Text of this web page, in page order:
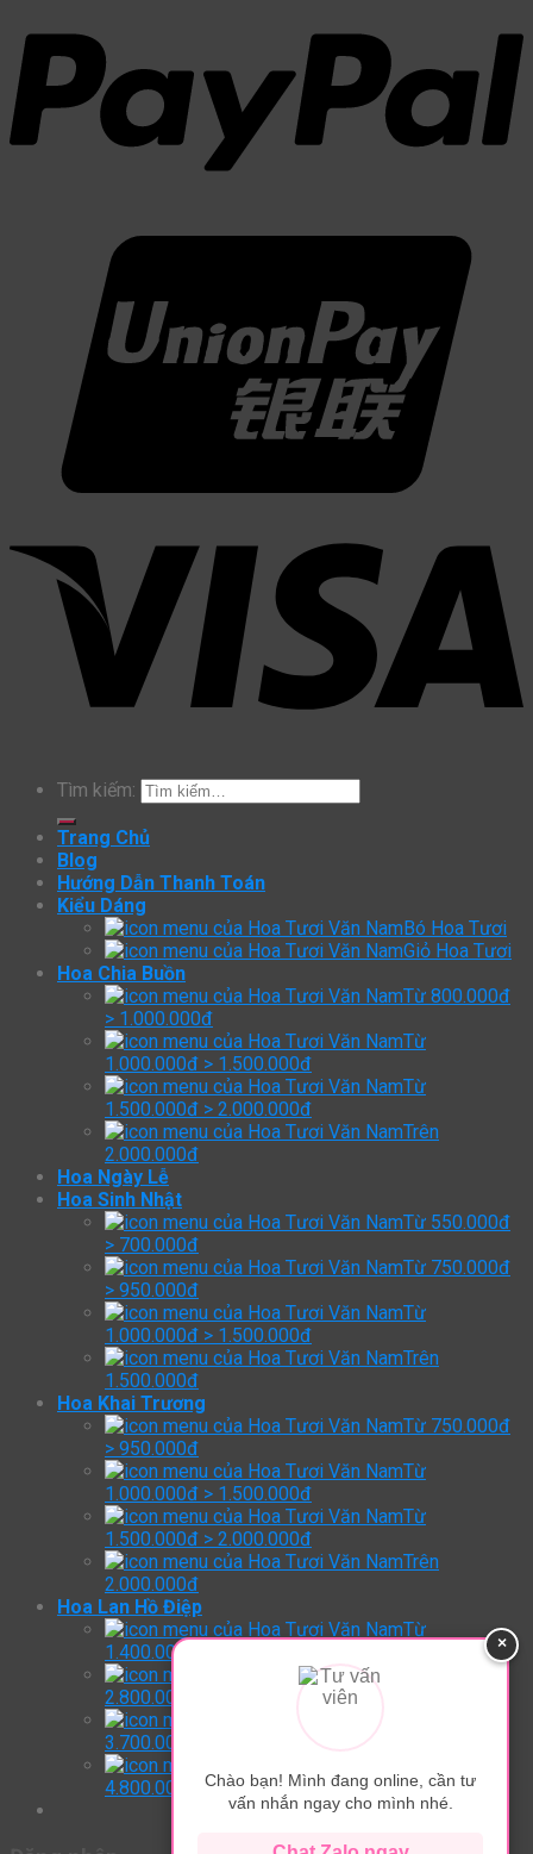
Tìm kiếm:
Trang Chủ
Blog
Hướng Dẫn Thanh Toán
Kiểu Dáng
Bó Hoa Tươi
Giỏ Hoa Tươi
Hoa Chia Buồn
Từ 800.000đ
> 1.000.000đ
Từ
1.000.000đ > 1.500.000đ
Từ
1.500.000đ > 2.000.000đ
Trên
2.000.000đ
Hoa Ngày Lễ
Hoa Sinh Nhật
Từ 550.000đ
> 700.000đ
Từ 750.000đ
> 950.000đ
Từ
1.000.000đ > 1.500.000đ
Trên
1.500.000đ
Hoa Khai Trương
Từ 750.000đ
> 950.000đ
Từ
1.000.000đ > 1.500.000đ
Từ
1.500.000đ > 2.000.000đ
Trên
2.000.000đ
Hoa Lan Hồ Điệp
Từ
1.400.000đ > 2.800.000đ
2.800.000đ > 3.700.000đ
3.700.000đ > 4.800.000đ
4.800.000đ
×
Chào bạn! Mình đang online, cần tư
vấn nhắn ngay cho mình nhé.